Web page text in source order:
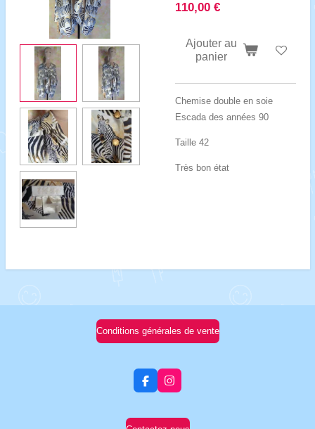
110,00 €
Ajouter au
panier
Chemise double en soie
Escada des années 90
Taille 42
Très bon état
Conditions générales de vente
F
a
e
b
I
n
t
a